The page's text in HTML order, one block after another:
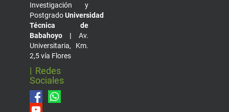
Investigación y
PostgradoUniversidad
Técnica de
Babahoyo | Av.
Universitaria, Km.
2,5 vía Flores
| Redes
Sociales